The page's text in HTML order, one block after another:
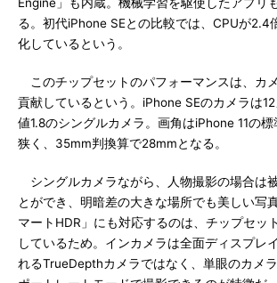
る。初代iPhone SEとの比較では、CPUが2.4
化しているという。
このチップセットのパフォーマンスは、カ
貢献しているという。iPhone SEのカメラは
値1.8のシングルカメラ。画角はiPhone 11の
狭く、35mm判換算で28mmとなる。
シングルカメラながら、人物撮影の場合は
とができ、明暗差の大きな場所でも美しい写
マートHDR」にも対応するのは、チップセッ
しているため。インカメラは全面ディスプレ
れるTrueDepthカメラではなく、単眼のカメ